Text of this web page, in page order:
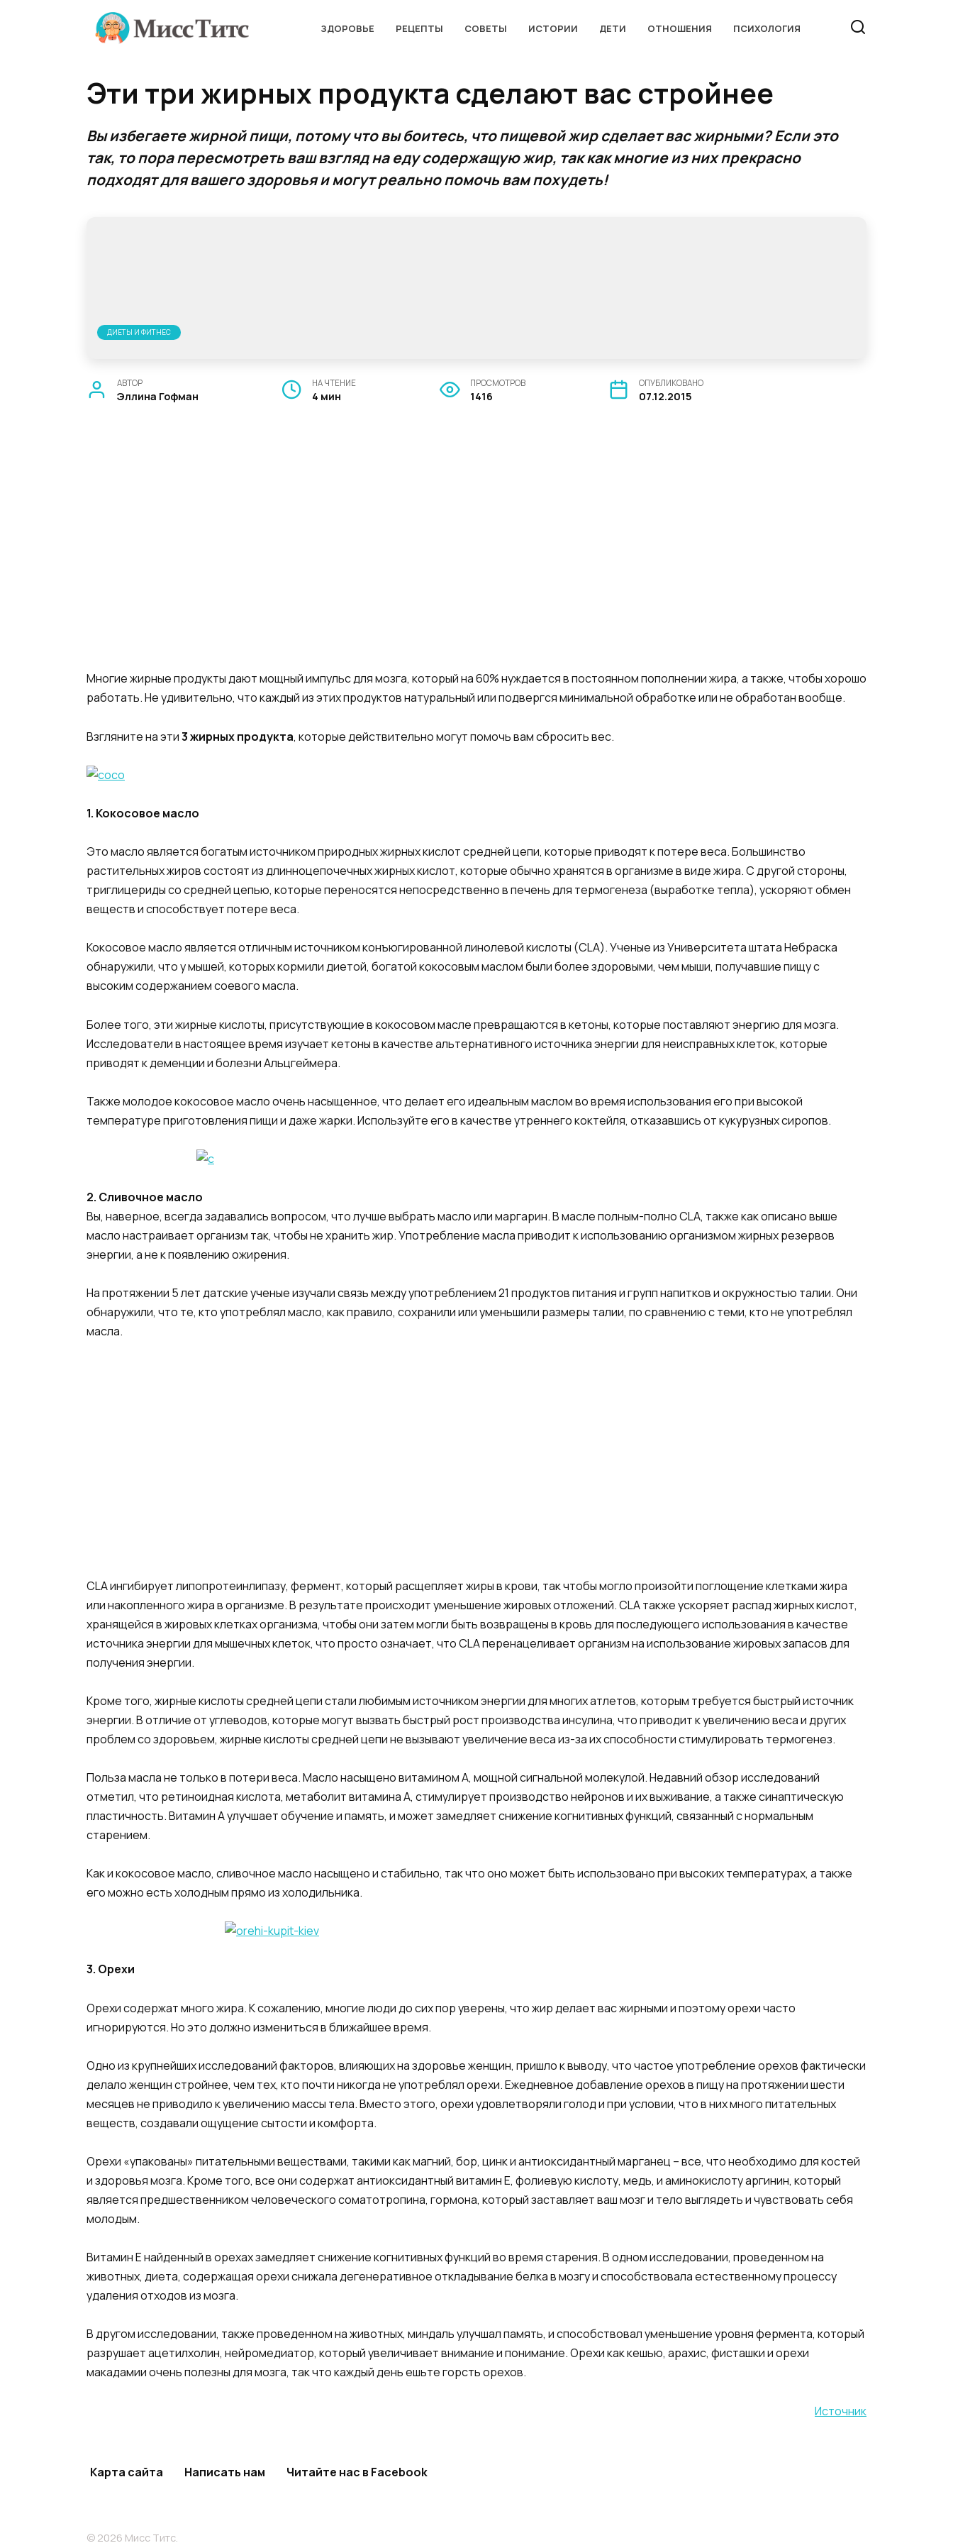
ЗДОРОВЬЕ РЕЦЕПТЫ СОВЕТЫ ИСТОРИИ ДЕТИ ОТНОШЕНИЯ ПСИХОЛОГИЯ
Эти три жирных продукта сделают вас стройнее
Вы избегаете жирной пищи, потому что вы боитесь, что пищевой жир сделает вас жирными? Если это
так, то пора пересмотреть ваш взгляд на еду содержащую жир, так как многие из них прекрасно
подходят для вашего здоровья и могут реально помочь вам похудеть!
ДИЕТЫ И ФИТНЕС
АВТОР
Эллина Гофман
НА ЧТЕНИЕ
4 мин
ПРОСМОТРОВ
1416
ОПУБЛИКОВАНО
07.12.2015
Многие жирные продукты дают мощный импульс для мозга, который на 60% нуждается в постоянном пополнении жира, а также, чтобы хорошо
работать. Не удивительно, что каждый из этих продуктов натуральный или подвергся минимальной обработке или не обработан вообще.
Взгляните на эти3 жирных продукта, которые действительно могут помочь вам сбросить вес.
1. Кокосовое масло
Это масло является богатым источником природных жирных кислот средней цепи, которые приводят к потере веса. Большинство
растительных жиров состоят из длинноцепочечных жирных кислот, которые обычно хранятся в организме в виде жира. С другой стороны,
триглицериды со средней цепью, которые переносятся непосредственно в печень для термогенеза (выработке тепла), ускоряют обмен
веществ и способствует потере веса.
Кокосовое масло является отличным источником конъюгированной линолевой кислоты (CLA). Ученые из Университета штата Небраска
обнаружили, что у мышей, которых кормили диетой, богатой кокосовым маслом были более здоровыми, чем мыши, получавшие пищу с
высоким содержанием соевого масла.
Более того, эти жирные кислоты, присутствующие в кокосовом масле превращаются в кетоны, которые поставляют энергию для мозга.
Исследователи в настоящее время изучает кетоны в качестве альтернативного источника энергии для неисправных клеток, которые
приводят к деменции и болезни Альцгеймера.
Также молодое кокосовое масло очень насыщенное, что делает его идеальным маслом во время использования его при высокой
температуре приготовления пищи и даже жарки. Используйте его в качестве утреннего коктейля, отказавшись от кукурузных сиропов.
2. Сливочное масло
Вы, наверное, всегда задавались вопросом, что лучше выбрать масло или маргарин. В масле полным-полно CLA, также как описано выше
масло настраивает организм так, чтобы не хранить жир. Употребление масла приводит к использованию организмом жирных резервов
энергии, а не к появлению ожирения.
На протяжении 5 лет датские ученые изучали связь между употреблением 21 продуктов питания и групп напитков и окружностью талии. Они
обнаружили, что те, кто употреблял масло, как правило, сохранили или уменьшили размеры талии, по сравнению с теми, кто не употреблял
масла.
CLA ингибирует липопротеинлипазу, фермент, который расщепляет жиры в крови, так чтобы могло произойти поглощение клетками жира
или накопленного жира в организме. В результате происходит уменьшение жировых отложений. CLA также ускоряет распад жирных кислот,
хранящейся в жировых клетках организма, чтобы они затем могли быть возвращены в кровь для последующего использования в качестве
источника энергии для мышечных клеток, что просто означает, что CLA перенацеливает организм на использование жировых запасов для
получения энергии.
Кроме того, жирные кислоты средней цепи стали любимым источником энергии для многих атлетов, которым требуется быстрый источник
энергии. В отличие от углеводов, которые могут вызвать быстрый рост производства инсулина, что приводит к увеличению веса и других
проблем со здоровьем, жирные кислоты средней цепи не вызывают увеличение веса из-за их способности стимулировать термогенез.
Польза масла не только в потери веса. Масло насыщено витамином А, мощной сигнальной молекулой. Недавний обзор исследований
отметил, что ретиноидная кислота, метаболит витамина А, стимулирует производство нейронов и их выживание, а также синаптическую
пластичность. Витамин А улучшает обучение и память, и может замедляет снижение когнитивных функций, связанный с нормальным
старением.
Как и кокосовое масло, сливочное масло насыщено и стабильно, так что оно может быть использовано при высоких температурах, а также
его можно есть холодным прямо из холодильника.
3. Орехи
Орехи содержат много жира. К сожалению, многие люди до сих пор уверены, что жир делает вас жирными и поэтому орехи часто
игнорируются. Но это должно измениться в ближайшее время.
Одно из крупнейших исследований факторов, влияющих на здоровье женщин, пришло к выводу, что частое употребление орехов фактически
делало женщин стройнее, чем тех, кто почти никогда не употреблял орехи. Ежедневное добавление орехов в пищу на протяжении шести
месяцев не приводило к увеличению массы тела. Вместо этого, орехи удовлетворяли голод и при условии, что в них много питательных
веществ, создавали ощущение сытости и комфорта.
Орехи «упакованы» питательными веществами, такими как магний, бор, цинк и антиоксидантный марганец – все, что необходимо для костей
и здоровья мозга. Кроме того, все они содержат антиоксидантный витамин Е, фолиевую кислоту, медь, и аминокислоту аргинин, который
является предшественником человеческого соматотропина, гормона, который заставляет ваш мозг и тело выглядеть и чувствовать себя
молодым.
Витамин Е найденный в орехах замедляет снижение когнитивных функций во время старения. В одном исследовании, проведенном на
животных, диета, содержащая орехи снижала дегенеративное откладывание белка в мозгу и способствовала естественному процессу
удаления отходов из мозга.
В другом исследовании, также проведенном на животных, миндаль улучшал память, и способствовал уменьшение уровня фермента, который
разрушает ацетилхолин, нейромедиатор, который увеличивает внимание и понимание. Орехи как кешью, арахис, фисташки и орехи
макадамии очень полезны для мозга, так что каждый день ешьте горсть орехов.
Источник
Карта сайта Написать нам Читайте нас в Facebook
© 2026 Мисс Титс.